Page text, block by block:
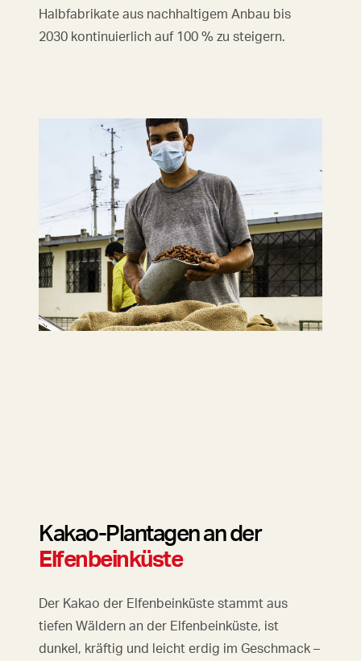
Halbfabrikate aus nachhaltigem Anbau bis
2030 kontinuierlich auf 100 % zu steigern.
Kakao-Plantagen an der
Elfenbeinküste
Der Kakao der Elfenbeinküste stammt aus
tiefen Wäldern an der Elfenbeinküste, ist
dunkel, kräftig und leicht erdig im Geschmack –